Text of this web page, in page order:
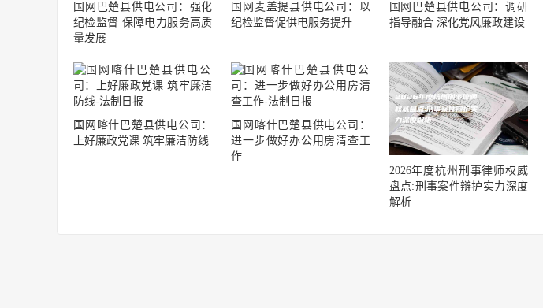
国网巴楚县供电公司：强化
纪检监督 保障电力服务高质
量发展
国网麦盖提县供电公司：以
纪检监督促供电服务提升
国网巴楚县供电公司：调研
指导融合 深化党风廉政建设
国网喀什巴楚县供电公司：
上好廉政党课 筑牢廉洁防线
国网喀什巴楚县供电公司：
进一步做好办公用房清查工
作
2026年度杭州刑事律师权威
盘点:刑事案件辩护实力深度
解析